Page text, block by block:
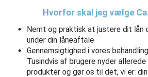
Hvorfor skal jeg vælge
Nemt og praktisk at justere dit lån
under din låneaftale
Gennemsigtighed i vores
Tusindvis af brugere nyder
produkter og gør os til det, vi er: